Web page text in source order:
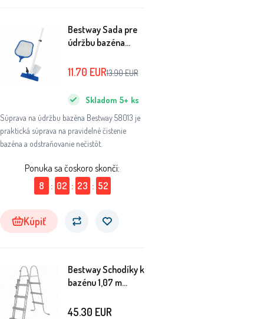
Bestway Sada pre
údržbu bazéna
Súprava na údržbu bazéna Bestway 58013 je
praktická súprava na pravidelné čistenie
bazéna a odstraňovanie nečistôt.
Skladom 5+ ks
11.70 EUR13.90EUR
Ponuka sa čoskoro skončí:
8
: 02 : 23 : 51
Kúpiť
Bestway Schodíky k
bazénu 1,07 m
45.30 EUR